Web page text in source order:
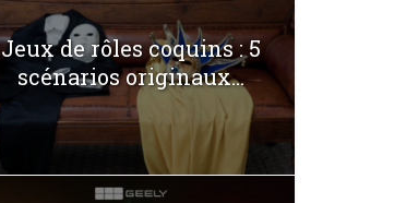
Jeux de rôles coquins : 5
scénarios originaux...